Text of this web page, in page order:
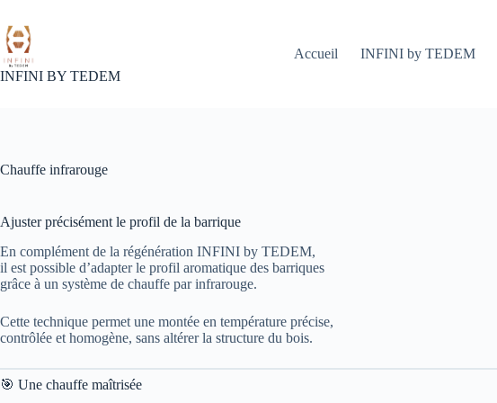
au
contenu
INFINI BY TEDEM
Accueil INFINI by TEDEM
Chauffe infrarouge
Ajuster précisément le profil de la barrique
En complément de la régénération INFINI by TEDEM,
il est possible d’adapter le profil aromatique des barriques
grâce à un système de chauffe par infrarouge.
Cette technique permet une montée en température précise,
contrôlée et homogène, sans altérer la structure du bois.
🎯 Une chauffe maîtrisée